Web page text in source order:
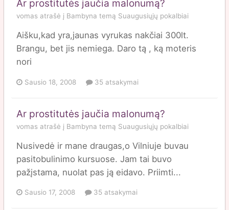
Ar prostitutės jaučia malonumą?
vomas atrašė į Bambyna temą Suaugusiųjų pokalbiai
Aišku,kad yra,jaunas vyrukas nakčiai 300lt.
Brangu, bet jis nemiega. Daro tą , ką moteris
nori
Sausio 18, 2008 35 atsakymai
Ar prostitutės jaučia malonumą?
vomas atrašė į Bambyna temą Suaugusiųjų pokalbiai
Nusivedė ir mane draugas,o Vilniuje buvau
pasitobulinimo kursuose. Jam tai buvo
pažįstama, nuolat pas ją eidavo. Priimti...
Sausio 17, 2008 35 atsakymai